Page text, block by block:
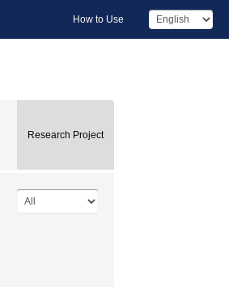
How to Use
Research Project